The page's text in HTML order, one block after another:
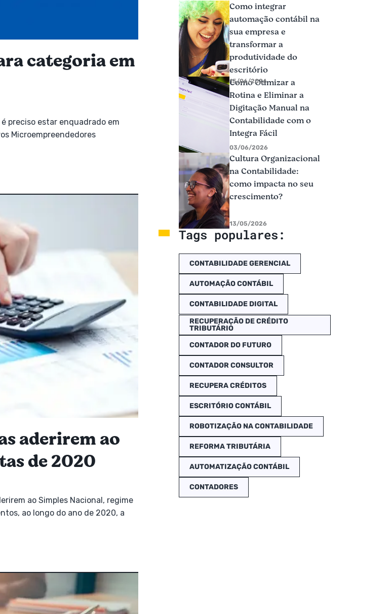
categoria em
preciso estar enquadrado em
Microempreendedores
aderirem ao
de 2020
ao Simples Nacional, regime
ao longo do ano de 2020, a
Como integrar
automação contábil na
sua empresa e
transformar a
produtividade do
escritório
15/06/2026
Como Otimizar a
Rotina e Eliminar a
Digitação Manual na
Contabilidade com o
Integra Fácil
03/06/2026
Cultura Organizacional
na Contabilidade:
como impacta no seu
crescimento?
13/05/2026
Tags populares:
CONTABILIDADE GERENCIAL
AUTOMAÇÃO CONTÁBIL
CONTABILIDADE DIGITAL
RECUPERAÇÃO DE CRÉDITO
TRIBUTÁRIO
CONTADOR DO FUTURO
CONTADOR CONSULTOR
RECUPERA CRÉDITOS
ESCRITÓRIO CONTÁBIL
ROBOTIZAÇÃO NA CONTABILIDADE
REFORMA TRIBUTÁRIA
AUTOMATIZAÇÃO CONTÁBIL
CONTADORES